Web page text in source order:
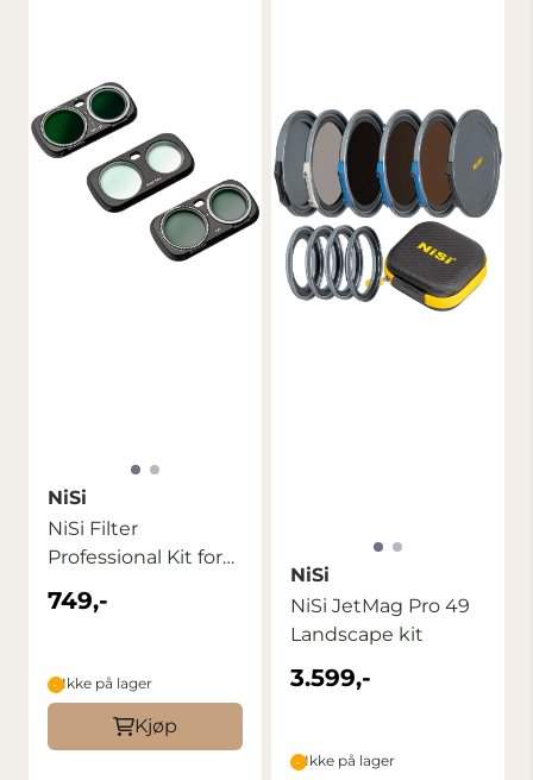
NiSi
NiSi Filter
Professional Kit for
Insta360 Luna ...
749,-
Ikke på lager
Kjøp
NiSi
NiSi JetMag Pro 49
Landscape kit
3.599,-
Ikke på lager